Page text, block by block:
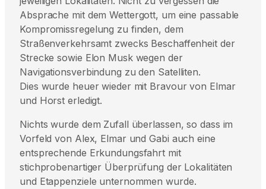
Absprache mit dem Wettergott, um eine passable
Kompromissregelung zu finden, dem
Straßenverkehrsamt zwecks Beschaffenheit der
Strecke sowie Elon Musk wegen der
Navigationsverbindung zu den Satelliten.
Dies wurde heuer wieder mit Bravour von Elmar
und Horst erledigt.
Nichts wurde dem Zufall überlassen, so dass im
Vorfeld von Alex, Elmar und Gabi auch eine
entsprechende Erkundungsfahrt mit
stichprobenartiger Überprüfung der Lokalitäten
und Etappenziele unternommen wurde.